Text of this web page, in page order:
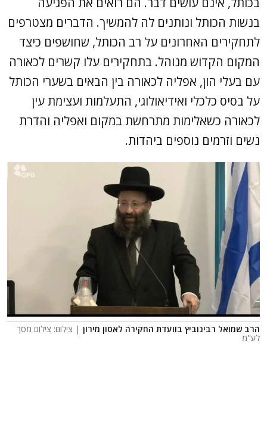
בנשות הכותל ונותנים לה להמשיך. הדברים מצטרפים
לתחקירים האחרונים על רב הכותל, שחושפים כיצד
המקום הקדוש מנוהל. בתחקירים עלו קשרים לכאורה
עם בעלי הון, אפליה לכאורה בין הבאים בשערי הכותל
על בסיס כלכלי ואידיאולוגי, התעלמות ועצימת עין
לכאורה כשאלימות מתרחשת במקום ואפליה והדרת
נשים וזרמים נוספים ביהדות.
הרב שמואל רבינוביץ בוועדת החקירה לאסון מירון | צילום: צילום מסך
לע''מ